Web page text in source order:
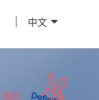
中文